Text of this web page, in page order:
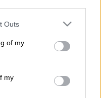
one or more Google
You may click to
its third-party tags to
in below Google
Outs
of my
my
Σάμου
μετά τις 6:00
επίγειες
Υπηρεσίας
14ης ΕΜΟΔΕ ο